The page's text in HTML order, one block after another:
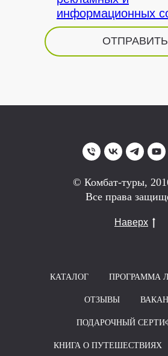
информационных
ОТПРАВИТЬ
© Комбат-туры,
Все права
Наверх
КАТАЛОГ ПРОГРАММА
ОТЗЫВЫ
ПОДАРОЧНЫЙ
КНИГА О ПУТЕШЕСТВИЯХ